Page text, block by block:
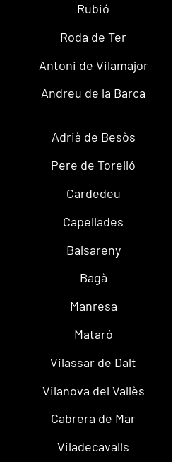
Rubió
Roda de Ter
Antoni de Vilamajor
Andreu de la Barca
Adrià de Besòs
Pere de Torelló
Cardedeu
Capellades
Balsareny
Bagà
Manresa
Mataró
Vilassar de Dalt
Vilanova del Vallès
Cabrera de Mar
Viladecavalls